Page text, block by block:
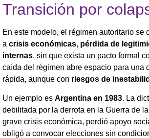
Transición por
En este modelo, el régimen autoritario se
a crisis económicas, pérdida de
internas, sin que exista un pacto formal
caída del régimen abre espacio para una
rápida, aunque con riesgos de
Un ejemplo es Argentina en 1983. La
debilitada por la derrota en la Guerra de
grave crisis económica, perdió apoyo
obligó a convocar elecciones sin